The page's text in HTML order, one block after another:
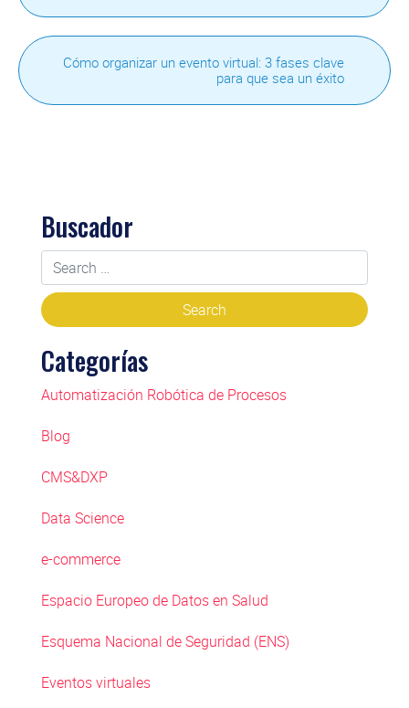
Cómo organizar un evento virtual: 3 fases clave
para que sea un éxito
Buscador
Categorías
Automatización Robótica de Procesos
Blog
CMS&DXP
Data Science
e-commerce
Espacio Europeo de Datos en Salud
Esquema Nacional de Seguridad (ENS)
Eventos virtuales